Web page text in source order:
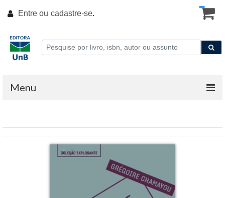
Entre ou cadastre-se.
Menu